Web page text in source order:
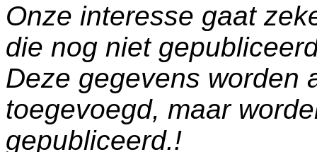
Onze interesse gaat
die nog niet
Deze gegevens worden
toegevoegd, maar
gepubliceerd.!